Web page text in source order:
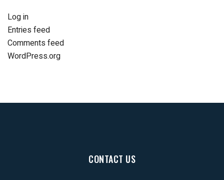
Log in
Entries feed
Comments feed
WordPress.org
CONTACT US